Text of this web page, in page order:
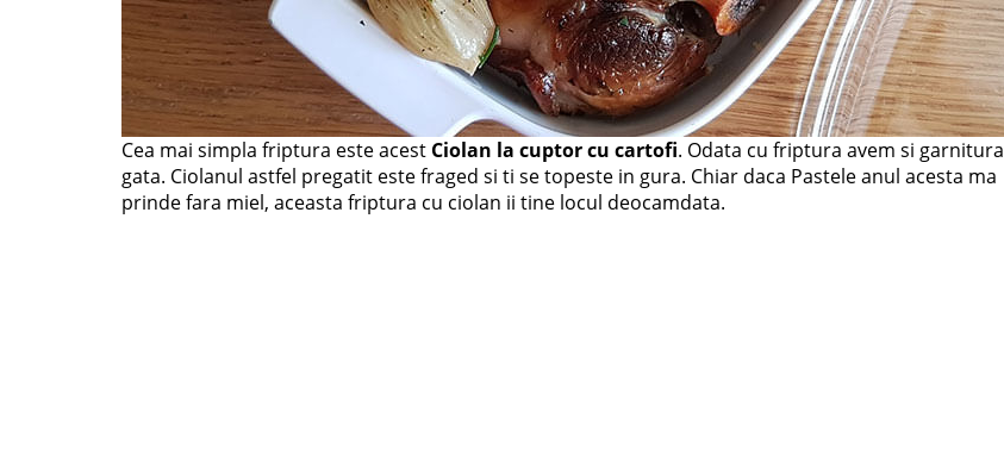
Cea mai simpla friptura este acest Ciolan la cuptor cu cartofi. Odata cu friptura avem si garnitura
gata. Ciolanul astfel pregatit este fraged si ti se topeste in gura. Chiar daca Pastele anul acesta ma
prinde fara miel, aceasta friptura cu ciolan ii tine locul deocamdata.